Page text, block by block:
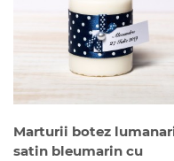
Marturii botez
satin bleumarin cu